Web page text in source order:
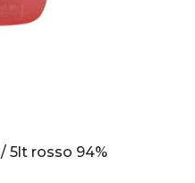
5lt rosso 94%